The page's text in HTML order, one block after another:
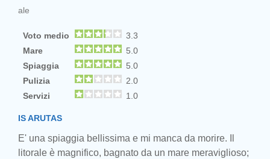
ale
Voto medio
3.3
Mare
5.0
Spiaggia
5.0
Pulizia
2.0
Servizi
1.0
IS ARUTAS
E' una spiaggia bellissima e mi manca da morire. Il
litorale è magnifico, bagnato da un mare meraviglioso;